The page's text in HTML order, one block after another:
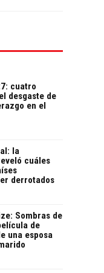
cuatro
desgaste de
en el
la
cuáles
derrotados
Sombras de
de
una esposa